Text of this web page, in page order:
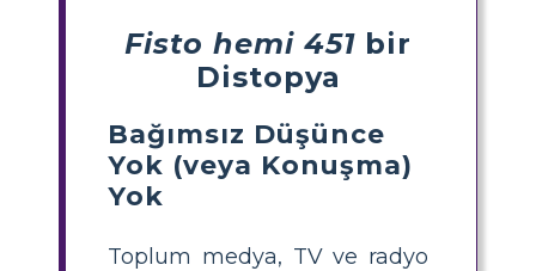
Fisto hemi 451 bir
Distopya
Bağımsız Düşünce
Yok (veya Konuşma)
Yok
Toplum medya, TV ve radyo